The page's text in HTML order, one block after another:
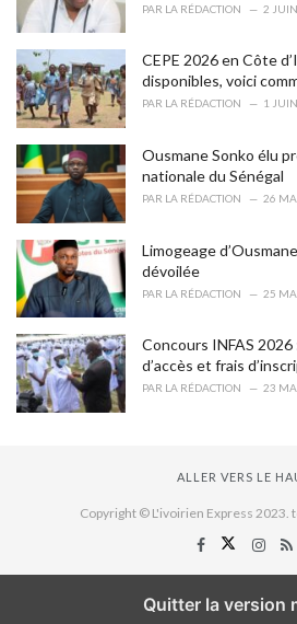
e
:
PAR LA RÉDACTION 2
CEPE 2026 en Côte
disponibles, voici
PAR LA RÉDACTION 1
Ousmane Sonko élu
nationale du Sénégal
PAR LA RÉDACTION 26
Limogeage
dévoilée
PAR LA RÉDACTION 25
Concours INFAS
d’accès et frais
PAR LA RÉDACTION 23
ALLER VERS LE
Copyright © L'ivoirien Express 2023.
Quitter la version